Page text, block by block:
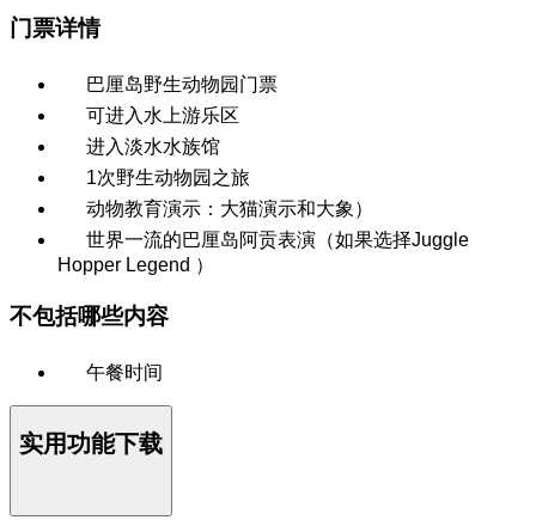
门票详情
巴厘岛野生动物园门票
可进入水上游乐区
进入淡水水族馆
1次野生动物园之旅
动物教育演示：大猫演示和大象）
世界一流的巴厘岛阿贡表演（如果选择Juggle
Hopper Legend ）
不包括哪些内容
午餐时间
实用功能下载